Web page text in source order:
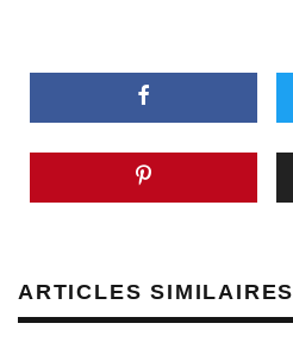
ARTICLES SIMILAIRES